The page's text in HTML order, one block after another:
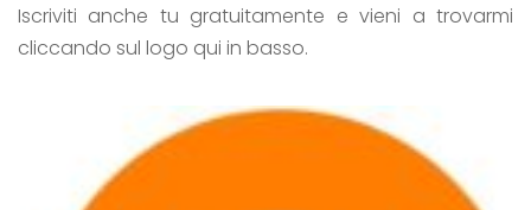
Iscriviti anche tu gratuitamente e vieni a trovarmi
cliccando sul logo qui in basso.